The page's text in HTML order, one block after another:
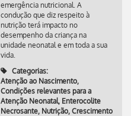
emergência nutricional. A
condução que diz respeito à
nutrição terá impacto no
desempenho da criança na
unidade neonatal e em toda a sua
vida.
Categorias:
Atenção ao Nascimento,
Condições relevantes para a
Atenção Neonatal, Enterocolite
Necrosante, Nutrição, Crescimento